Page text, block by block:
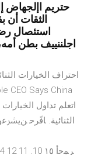
استئصال
اجلننييف بطن
احتراف الخيارات
الثنائية. ﺎﻓًﺮﺣ